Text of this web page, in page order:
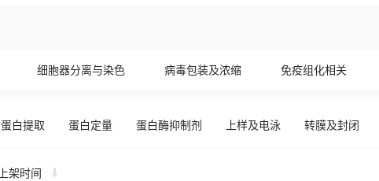
细胞器分离与染色 病毒包装及浓缩 免疫组化相关
蛋白提取 蛋白定量 蛋白酶抑制剂 上样及电泳 转膜及封闭
上架时间